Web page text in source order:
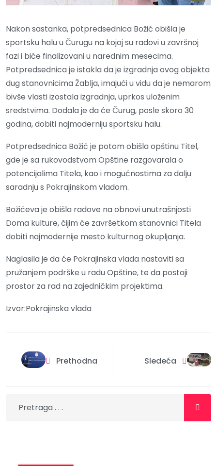
Nakon sastanka, potpredsednica Božić obišla je
sportsku halu u Čurugu na kojoj su radovi u završnoj
fazi i biće finalizovani u narednim mesecima.
Potpredsednica je istakla da je izgradnja ovog objekta
dug stanovnicima Žablja, imajući u vidu da je nemarom
bivše vlasti izostala izgradnja, uprkos uloženim
sredstvima. Dodala je da će Čurug, posle skoro 30
godina, dobiti najmoderniju sportsku halu.
Potpredsednica Božić je potom obišla opštinu Titel,
gde je sa rukovodstvom Opštine razgovarala o
potencijalima Titela, kao i mogućnostima za dalju
saradnju s Pokrajinskom vladom.
Božićeva je obišla radove na obnovi unutrašnjosti
Doma kulture, čijim će završetkom stanovnici Titela
dobiti najmodernije mesto kulturnog okupljanja.
Naglasila je da će Pokrajinska vlada nastaviti sa
pružanjem podrške u radu Opštine, te da postoji
prostor za rad na zajedničkim projektima.
Izvor:Pokrajinska vlada
Prethodna Sledeća